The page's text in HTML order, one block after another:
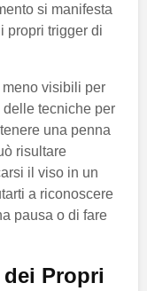
si manifesta
propri trigger di
meno visibili per
tecniche per
una penna
risultare
il viso in un
a riconoscere
pausa o di fare
Propri